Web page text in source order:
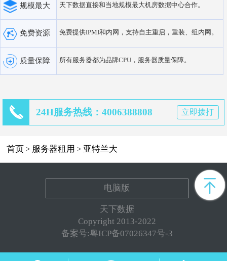
规模最大 天下数据直接和当地规模最大机房数据中心合作。
免费资源 免费提供IPMI和内网，支持自主重启，重装、组内网。
质量保障 所有服务器都为品牌CPU，服务器质量保障。
24H服务热线：4006388808 立即拨打
首页 > 服务器租用 > 亚特兰大
电脑版
天下数据
Copyright 2013-2022
备案号:粤ICP备07026347号-3